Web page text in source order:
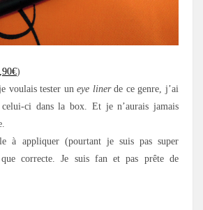
)
voulais tester uneye linerde ce genre, j’ai
ci dans la box. Et je n’aurais jamais
à appliquer (pourtant je suis pas super
correcte. Je suis fan et pas prête de